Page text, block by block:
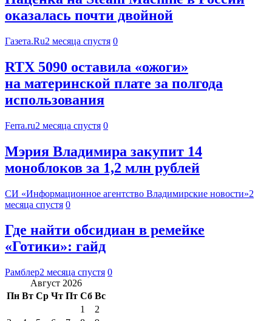
оказалась почти двойной
Газета.Ru2 месяца спустя 0
RTX 5090 оставила «ожоги»
на материнской плате за полгода
использования
Ferra.ru2 месяца спустя 0
Мэрия Владимира закупит 14
моноблоков за 1,2 млн рублей
СИ «Информационное агентство Владимирские новости»2
месяца спустя 0
Где найти обсидиан в ремейке
«Готики»: гайд
Рамблер2 месяца спустя 0
Август 2026
Пн Вт Ср Чт Пт Сб Вс
1
2